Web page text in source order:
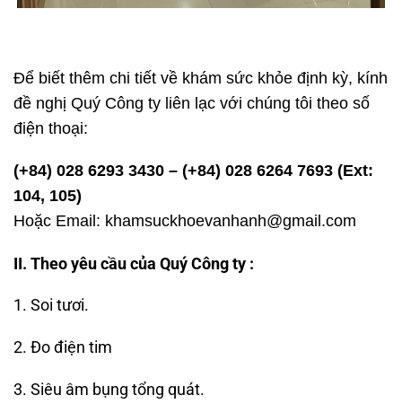
Để biết thêm chi tiết về khám sức khỏe định kỳ, kính
đề nghị Quý Công ty liên lạc với chúng tôi theo số
điện thoại:
(+84) 028 6293 3430 – (+84) 028 6264 7693 (Ext:
104, 105)
Hoặc Email: khamsuckhoevanhanh@gmail.com
II. Theo yêu cầu của Quý Công ty :
1. Soi tươi.
2. Đo điện tim
3. Siêu âm bụng tổng quát.